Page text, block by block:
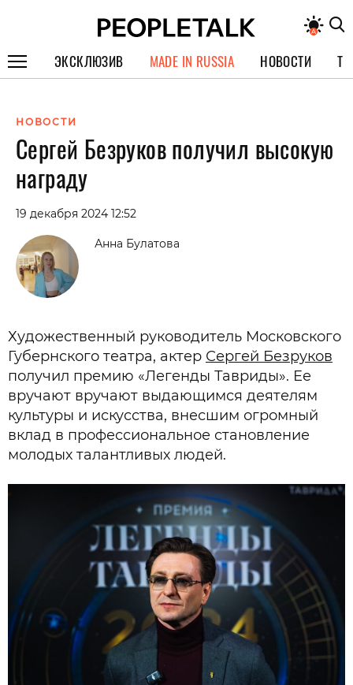
ЭКСКЛЮЗИВ
СПЕЦПРОЕКТЫ
ИНТЕРВЬЮ
ПОКОЛЕНИЕ
MADE IN RUSSIA НОВОСТИ
НОВОСТИ
Сергей Безруков получил высокую
награду
19 декабря 2024 12:52
Анна Булатова
Художественный руководитель Московского
Губернского театра, актер Сергей Безруков
получил премию «Легенды Тавриды». Ее
вручают вручают выдающимся деятелям
культуры и искусства, внесшим огромный
вклад в профессиональное становление
молодых талантливых людей.